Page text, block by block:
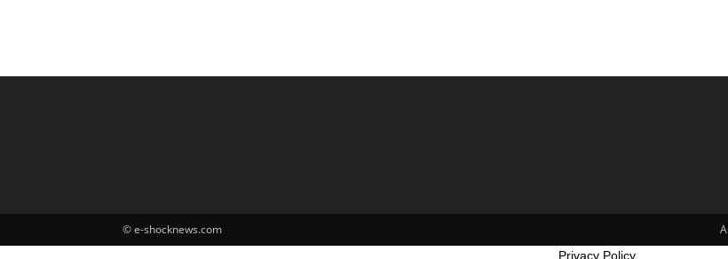
© e-shocknews.com
Privacy Policy